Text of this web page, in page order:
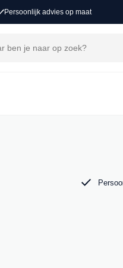
Persoonlijk advies op maat
Auto vind je een
de krachtige Audi RS6.